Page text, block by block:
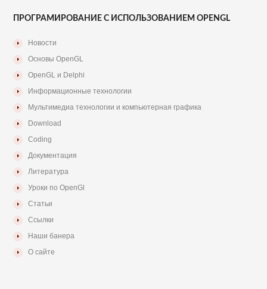
ПРОГРАМИРОВАНИЕ С ИСПОЛЬЗОВАНИЕМ OPENGL
Новости
Основы OpenGL
OpenGL и Delphi
Информационные технологии
Мультимедиа технологии и компьютерная графика
Download
Coding
Документация
Литература
Уроки по OpenGl
Статьи
Ссылки
Наши банера
О сайте